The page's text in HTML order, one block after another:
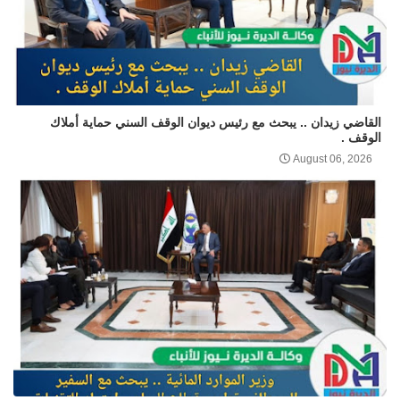
القاضي زيدان .. يبحث مع رئيس ديوان الوقف السني حماية أملاك
الوقف .
August 06, 2026